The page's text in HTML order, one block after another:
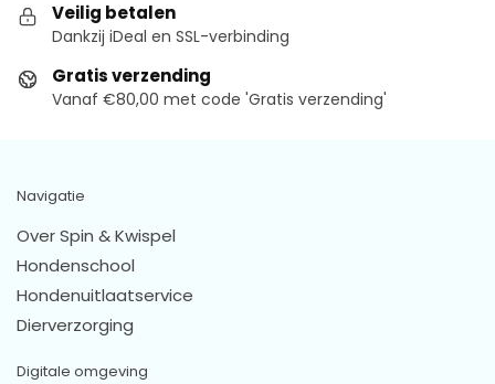
Veilig betalen
Dankzij iDeal en SSL-verbinding
Gratis verzending
Vanaf €80,00 met code 'Gratis verzending'
Navigatie
Over Spin & Kwispel
Hondenschool
Hondenuitlaatservice
Dierverzorging
Digitale omgeving